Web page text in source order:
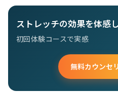
ストレッチの効果を体感
初回体験コースで実感
無料カウンセ